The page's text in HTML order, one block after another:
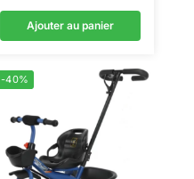
Ajouter au panier
-40%